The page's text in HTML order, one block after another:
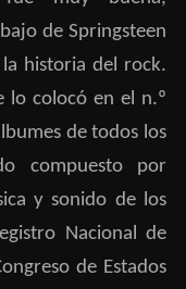
de Springsteen
historia del rock.
lo colocó en el n.º
de todos los
compuesto por
y sonido de los
Nacional de
de Estados